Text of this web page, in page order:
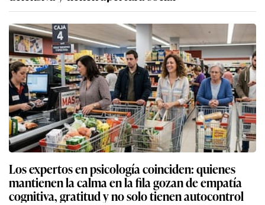
Los expertos en psicología coinciden: quienes
mantienen la calma en la fila gozan de empatía
cognitiva, gratitud y no solo tienen autocontrol